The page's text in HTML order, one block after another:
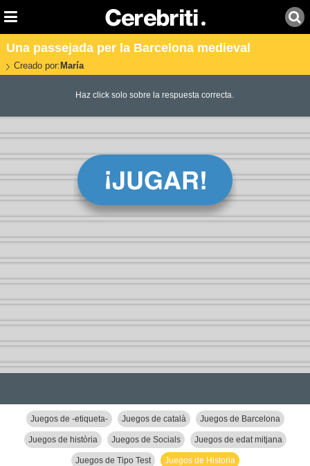
Una passejada per la Barcelona medieval
Creado por: María
Haz click solo sobre la respuesta correcta.
Juegos de -etiqueta- Juegos de català Juegos de Barcelona
Juegos de història Juegos de Socials Juegos de edat mitjana
Juegos de Tipo Test Juegos de Historia